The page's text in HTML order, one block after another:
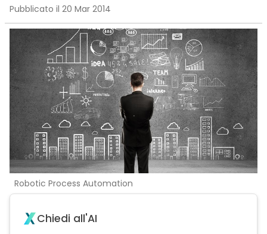
Pubblicato il 20 Mar 2014
Robotic Process Automation
Chiedi all'AI